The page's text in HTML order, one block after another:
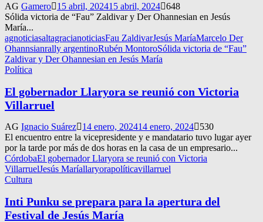
AG Gamero 15 abril, 202415 abril, 2024 648
Sólida victoria de “Fau” Zaldivar y Der Ohannesian en Jesús
María...
agnoticiasaltagracianoticiasFau ZaldivarJesús MaríaMarcelo Der
Ohannsianrally argentinoRubén MontoroSólida victoria de “Fau”
Zaldivar y Der Ohannesian en Jesús María
Política
El gobernador Llaryora se reunió con Victoria
Villarruel
AG Ignacio Suárez 14 enero, 202414 enero, 2024
530
El encuentro entre la vicepresidente y e mandatario tuvo lugar ayer
por la tarde por más de dos horas en la casa de un empresario...
CórdobaEl gobernador Llaryora se reunió con Victoria
VillarruelJesús Maríallaryorapolíticavillarruel
Cultura
Inti Punku se prepara para la apertura del
Festival de Jesús María